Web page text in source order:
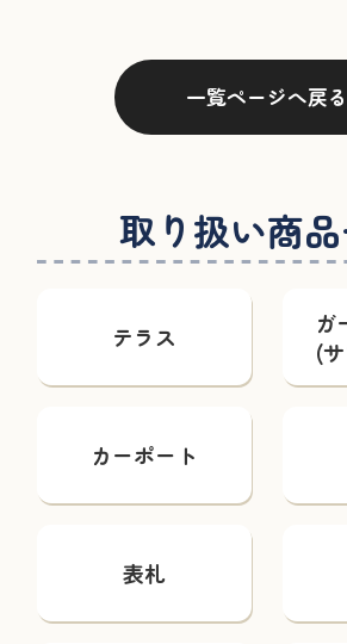
取り扱い商
テラス
ガ
(
カーポート
表札
一覧ページへ戻る